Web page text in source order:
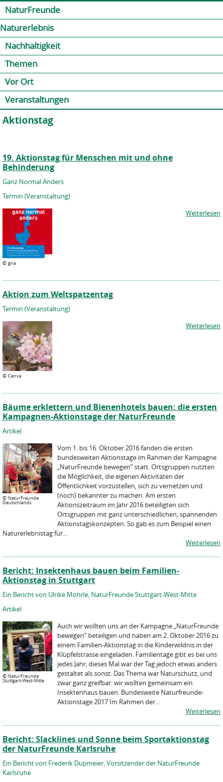
NaturFreunde
Naturerlebnis
Nachhaltigkeit
Themen
Vor Ort
Veranstaltungen
Aktionstag
19. Aktionstag für Menschen mit und ohne
Behinderung
Ganz Normal Anders
Termin (Veranstaltung)
© gna
Weiterlesen
Aktion zum Weltspatzentag
Termin (Veranstaltung)
© Canva
Weiterlesen
Bäume erklettern und Bienenhotels bauen: die ersten
Kampagnen-Aktionstage der NaturFreunde
Artikel
© NaturFreunde
Deutschlands
Vom 1. bis 16. Oktober 2016 fanden die ersten
bundesweiten Aktionstage im Rahmen der Kampagne
„NaturFreunde bewegen“ statt. Ortsgruppen nutzten
die Möglichkeit, die eigenen Aktivitäten der
Öffentlichkeit vorzustellen, sich zu vernetzen und
(noch) bekannter zu machen. Am ersten
Aktionszeitraum im Jahr 2016 beteiligten sich
Ortsgruppen mit ganz unterschiedlichen, spannenden
Aktionstagskonzepten. So gab es zum Beispiel einen
Naturerlebnistag für...
Weiterlesen
Bericht: Insektenhaus bauen beim Familien-
Aktionstag in Stuttgart
Ein Bericht von Ulrike Möhrle, NaturFreunde Stuttgart-West-Mitte
Artikel
© NaturFreunde
Stuttgart-West-Mitte
Auch wir wollten uns an der Kampagne „NaturFreunde
bewegen“ beteiligen und haben am 2. Oktober 2016 zu
einem Familien-Aktionstag in die Kinderwildnis in der
Klüpfelstrasse eingeladen. Familientage gibt es bei uns
jedes Jahr, dieses Mal war der Tag jedoch etwas anders
gestaltet als sonst. Das Thema war Naturschutz, und
zwar ganz greifbar: wir wollten gemeinsam ein
Insektenhaus bauen. Bundesweite Naturfreunde-
Aktionstage 2017 Im Rahmen der...
Weiterlesen
Bericht: Slacklines und Sonne beim Sportaktionstag
der NaturFreunde Karlsruhe
Ein Bericht von Frederik Düpmeier, Vorsitzender der NaturFreunde
Karlsruhe